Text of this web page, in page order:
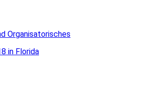
Organisatorisches
in Florida